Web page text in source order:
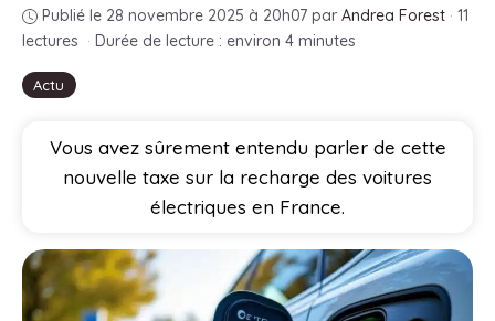
Actu
Publié le 28 novembre 2025 à 20h07 par Andrea Forest · 11
lectures · Durée de lecture : environ 4 minutes
Vous avez sûrement entendu parler de cette
nouvelle taxe sur la recharge des voitures
électriques en France.